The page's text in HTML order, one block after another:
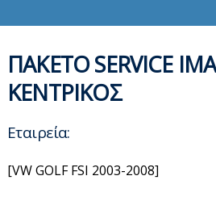
ΠΑΚΕΤΟ SERVICE
ΚΕΝΤΡΙΚΟΣ
Εταιρεία:
[VW GOLF FSI 2003-2008]